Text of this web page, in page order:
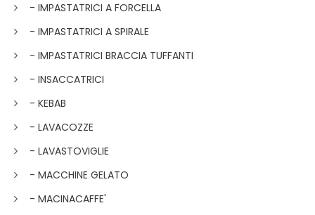
- IMPASTATRICI A FORCELLA
- IMPASTATRICI A SPIRALE
- IMPASTATRICI BRACCIA TUFFANTI
- INSACCATRICI
- KEBAB
- LAVACOZZE
- LAVASTOVIGLIE
- MACCHINE GELATO
- MACINACAFFE'